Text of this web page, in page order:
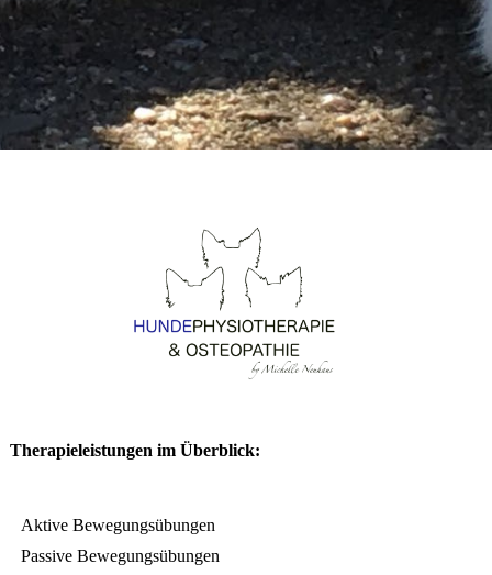
Therapieleistungen im Überblick:
Aktive Bewegungsübungen
Passive Bewegungsübungen